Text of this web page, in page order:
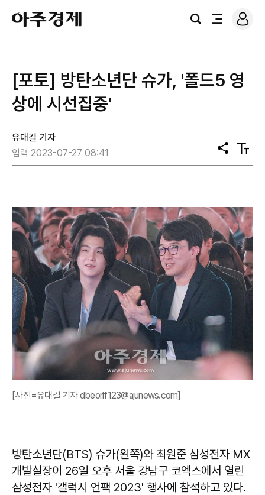
아
주
경
검
전
로
그
[포토] 방탄소년단 슈가, '폴드5 영
상에 시선집중'
유대길 기자
입력 2023-07-27 08:41
공
유
텍
스
[사진=유대길 기자 dbeorlf123@ajunews.com]
방탄소년단(BTS) 슈가(왼쪽)와 최원준 삼성전자 MX
개발실장이 26일 오후 서울 강남구 코엑스에서 열린
삼성전자 '갤럭시 언팩 2023' 행사에 참석하고 있다.